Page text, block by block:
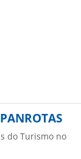
PANROTAS
do Turismo no